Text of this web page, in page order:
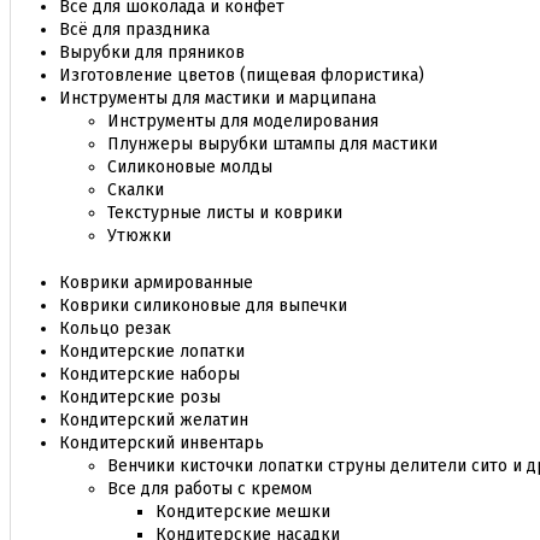
Все для шоколада и конфет
Всё для праздника
Вырубки для пряников
Изготовление цветов (пищевая флористика)
Инструменты для мастики и марципана
Инструменты для моделирования
Плунжеры вырубки штампы для мастики
Силиконовые молды
Скалки
Текстурные листы и коврики
Утюжки
Коврики армированные
Коврики силиконовые для выпечки
Кольцо резак
Кондитерские лопатки
Кондитерские наборы
Кондитерские розы
Кондитерский желатин
Кондитерский инвентарь
Венчики кисточки лопатки струны делители сито и
Все для работы с кремом
Кондитерские мешки
Кондитерские насадки